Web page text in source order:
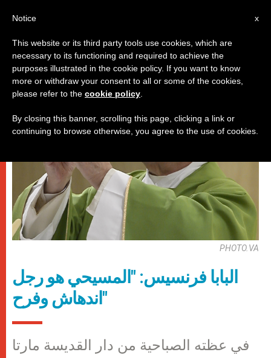
باباوات
PHOTO.VA
البابا فرنسيس: "المسيحي هو رجل
اندهاش وفرح"
في عظته الصباحية من دار القديسة مارتا
x
Notice
This website or its third party tools use cookies, which are
necessary to its functioning and required to achieve the
purposes illustrated in the cookie policy. If you want to know
more or withdraw your consent to all or some of the cookies,
please refer to the cookie policy
By closing this banner, scrolling this page, clicking a link or
continuing to browse otherwise, you agree to the use of cookies.